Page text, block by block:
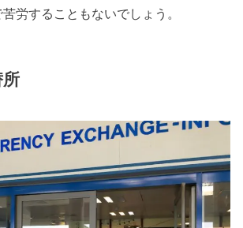
労することもないでしょう。